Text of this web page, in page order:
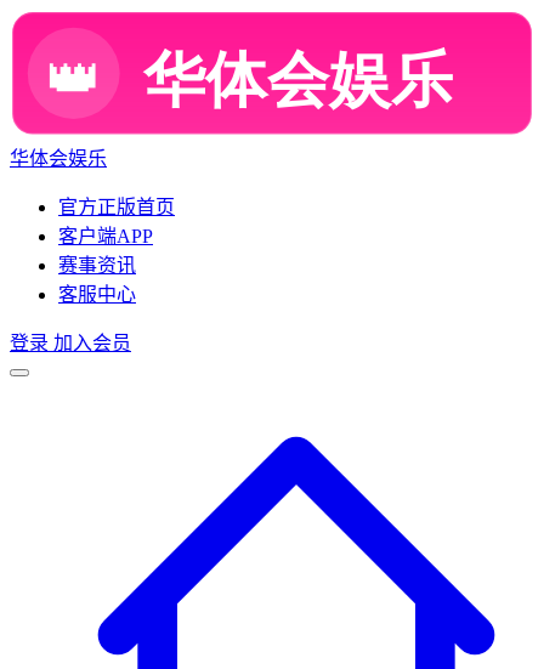
华体会娱乐
官方正版首页
客户端APP
赛事资讯
客服中心
登录 加入会员